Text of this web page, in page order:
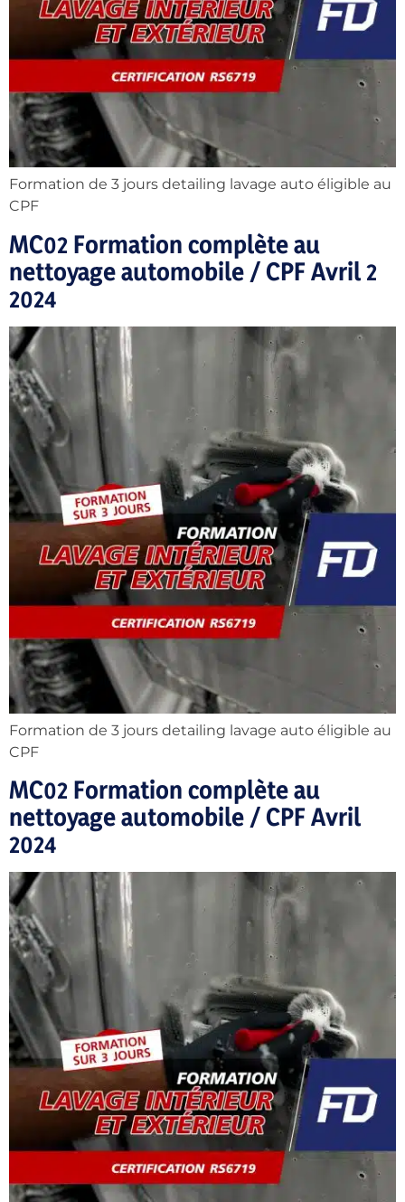
Formation de 3 jours detailing lavage auto éligible au
CPF
MC02 Formation complète au
nettoyage automobile / CPF Avril 2
2024
Formation de 3 jours detailing lavage auto éligible au
CPF
MC02 Formation complète au
nettoyage automobile / CPF Avril
2024